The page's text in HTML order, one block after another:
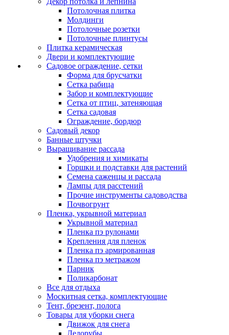
Потолочная плитка
Молдинги
Потолочные розетки
Потолочные плинтусы
Плитка керамическая
Двери и комплектующие
Садовое ограждение, сетки
Форма для брусчатки
Сетка рабица
Забор и комплектующие
Сетка от птиц, затеняющая
Сетка садовая
Ограждение, бордюр
Садовый декор
Банные штучки
Выращивание рассада
Удобрения и химикаты
Горшки и подставки для растений
Семена саженцы и рассада
Лампы для расстений
Прочие инструменты садоводства
Почвогрунт
Пленка, укрывной материал
Укрывной материал
Пленка пэ рулонами
Крепления для пленок
Пленка пэ армированная
Пленка пэ метражом
Парник
Поликарбонат
Все для отдыха
Москитная сетка, комплектующие
Тент, брезент, полога
Товары для уборки снега
Движок для снега
Ледорубы